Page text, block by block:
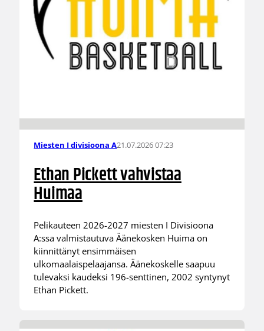
Miesten I divisioona A21.07.2026 07:23
Ethan Pickett vahvistaa
Huimaa
Pelikauteen 2026-2027 miesten I Divisioona
A:ssa valmistautuva Äänekosken Huima on
kiinnittänyt ensimmäisen
ulkomaalaispelaajansa. Äänekoskelle saapuu
tulevaksi kaudeksi 196-senttinen, 2002 syntynyt
Ethan Pickett.